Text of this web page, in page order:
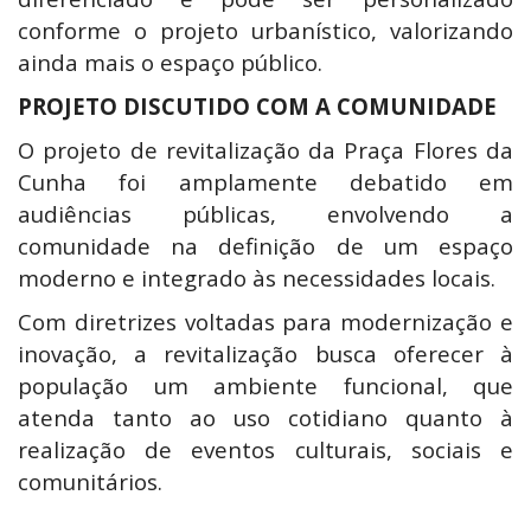
conforme o projeto urbanístico, valorizando
ainda mais o espaço público.
PROJETO DISCUTIDO COM A COMUNIDADE
O projeto de revitalização da Praça Flores da
Cunha foi amplamente debatido em
audiências públicas, envolvendo a
comunidade na definição de um espaço
moderno e integrado às necessidades locais.
Com diretrizes voltadas para modernização e
inovação, a revitalização busca oferecer à
população um ambiente funcional, que
atenda tanto ao uso cotidiano quanto à
realização de eventos culturais, sociais e
comunitários.